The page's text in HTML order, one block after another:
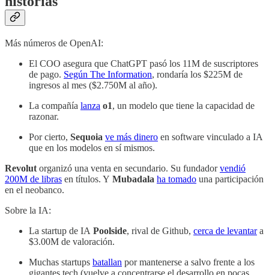
Más números de OpenAI:
El COO asegura que ChatGPT pasó los 11M de suscriptores
de pago. Según The Information, rondaría los $225M de
ingresos al mes ($2.750M al año).
La compañía lanza o1, un modelo que tiene la capacidad de
razonar.
Por cierto, Sequoia ve más dinero en software vinculado a IA
que en los modelos en sí mismos.
Revolut organizó una venta en secundario. Su fundadorvendió
200M de libras en títulos. Y Mubadala ha tomado una participación
en el neobanco.
Sobre la IA:
La startup de IA Poolside, rival de Github, cerca de levantara
$3.00M de valoración.
Muchas startups batallan por mantenerse a salvo frente a los